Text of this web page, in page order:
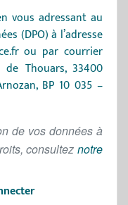
vous adressant au
(DPO) à l’adresse
ou par courrier
Thouars, 33400
BP 10 035 –
de vos données à
consultez notre